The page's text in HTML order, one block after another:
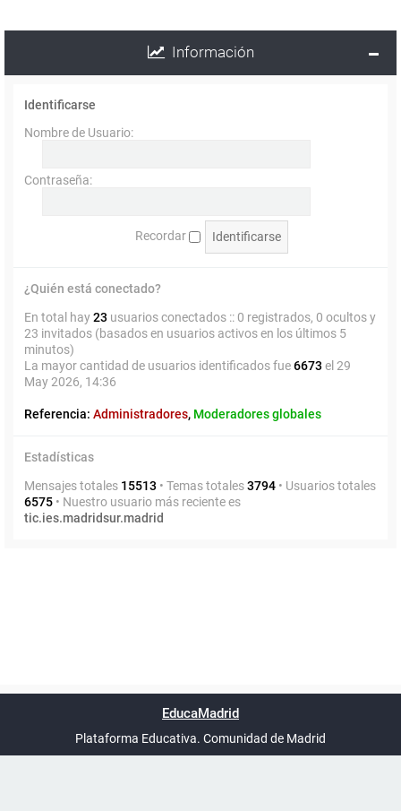
Información
Identificarse
Nombre de Usuario:
Contraseña:
Recordar
¿Quién está conectado?
En total hay23 usuarios conectados :: 0 registrados, 0 ocultos y
23 invitados (basados en usuarios activos en los últimos 5
minutos)
La mayor cantidad de usuarios identificados fue6673 el 29
May 2026, 14:36
Referencia: Administradores, Moderadores globales
Estadísticas
Mensajes totales 15513 • Temas totales3794 • Usuarios totales
6575 • Nuestro usuario más reciente es
tic.ies.madridsur.madrid
UTC+02:00
phpBB España
EducaMadrid
Plataforma Educativa. Comunidad de Madrid